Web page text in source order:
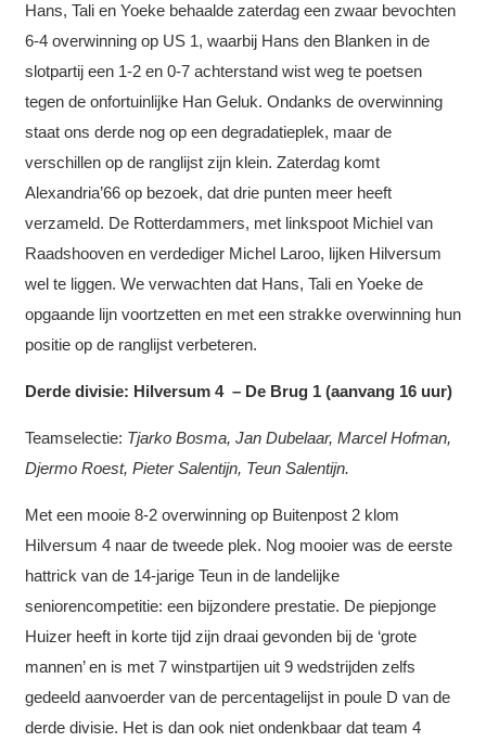
Hans, Tali en Yoeke behaalde zaterdag een zwaar bevochten
6-4 overwinning op US 1, waarbij Hans den Blanken in de
slotpartij een 1-2 en 0-7 achterstand wist weg te poetsen
tegen de onfortuinlijke Han Geluk. Ondanks de overwinning
staat ons derde nog op een degradatieplek, maar de
verschillen op de ranglijst zijn klein. Zaterdag komt
Alexandria’66 op bezoek, dat drie punten meer heeft
verzameld. De Rotterdammers, met linkspoot Michiel van
Raadshooven en verdediger Michel Laroo, lijken Hilversum
wel te liggen. We verwachten dat Hans, Tali en Yoeke de
opgaande lijn voortzetten en met een strakke overwinning hun
positie op de ranglijst verbeteren.
Derde divisie: Hilversum 4 – De Brug 1 (aanvang 16 uur)
Teamselectie: Tjarko Bosma, Jan Dubelaar, Marcel Hofman,
Djermo Roest, Pieter Salentijn, Teun Salentijn.
Met een mooie 8-2 overwinning op Buitenpost 2 klom
Hilversum 4 naar de tweede plek. Nog mooier was de eerste
hattrick van de 14-jarige Teun in de landelijke
seniorencompetitie: een bijzondere prestatie. De piepjonge
Huizer heeft in korte tijd zijn draai gevonden bij de ‘grote
mannen’ en is met 7 winstpartijen uit 9 wedstrijden zelfs
gedeeld aanvoerder van de percentagelijst in poule D van de
derde divisie. Het is dan ook niet ondenkbaar dat team 4